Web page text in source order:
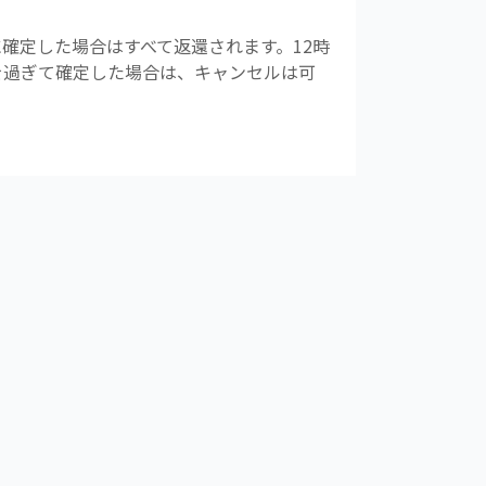
定した場合はすべて返還されます。12時
ぎて確定した場合は、キャンセルは可